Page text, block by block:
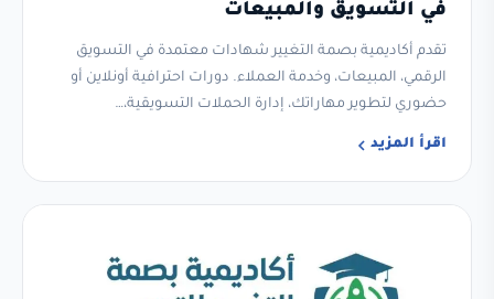
في التسويق والمبيعات
تقدم أكاديمية بصمة التغيير شهادات معتمدة في التسويق
الرقمي، المبيعات، وخدمة العملاء. دورات احترافية أونلاين أو
حضوري لتطوير مهاراتك، إدارة الحملات التسويقية،…
اقرأ المزيد